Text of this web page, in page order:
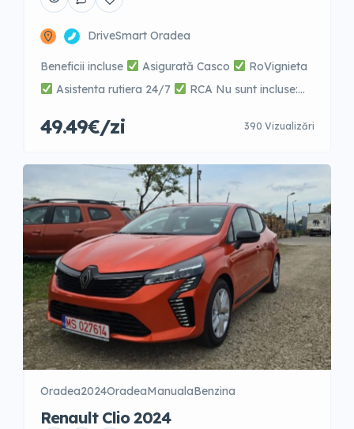
DriveSmart Oradea
Beneficii incluse Asigurată Casco
RoVignieta
Asistenta rutiera 24/7
RCA Nu sunt incluse:
sau vigniete in alte tari.
49.49€/zi 390 Vizualizări
Oradea2024OradeaManualaBenzina
Renault Clio 2024